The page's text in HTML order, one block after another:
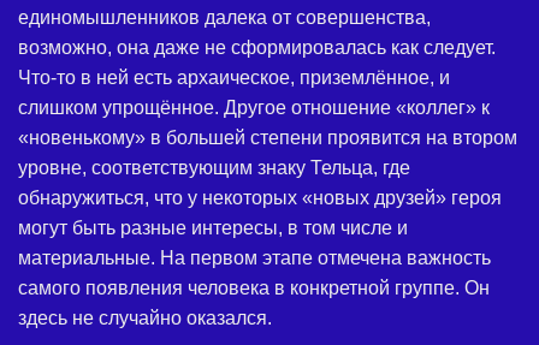
единомышленников далека от совершенства,
возможно, она даже не сформировалась как следует.
Что-то в ней есть архаическое, приземлённое, и
слишком упрощённое. Другое отношение «коллег» к
«новенькому» в большей степени проявится на втором
уровне, соответствующим знаку Тельца, где
обнаружиться, что у некоторых «новых друзей» героя
могут быть разные интересы, в том числе и
материальные. На первом этапе отмечена важность
самого появления человека в конкретной группе. Он
здесь не случайно оказался.